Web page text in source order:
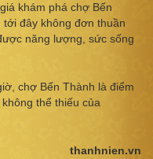
khám phá chợ Bến
đây không đơn thuần
năng lượng, sức sống
chợ Bến Thành là điểm
thể thiếu của
thanhnien.vn